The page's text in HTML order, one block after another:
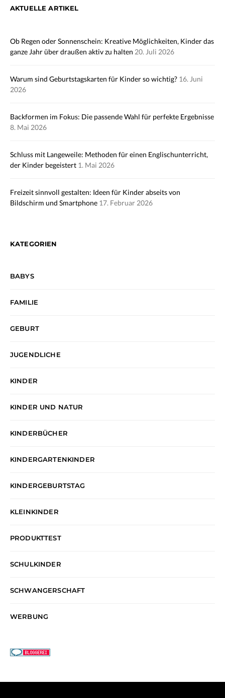
AKTUELLE ARTIKEL
Ob Regen oder Sonnenschein: Kreative Möglichkeiten, Kinder das
ganze Jahr über draußen aktiv zu halten 20. Juli 2026
Warum sind Geburtstagskarten für Kinder so wichtig? 16. Juni
2026
Backformen im Fokus: Die passende Wahl für perfekte Ergebnisse
8. Mai 2026
Schluss mit Langeweile: Methoden für einen Englischunterricht,
der Kinder begeistert 1. Mai 2026
Freizeit sinnvoll gestalten: Ideen für Kinder abseits von
Bildschirm und Smartphone 17. Februar 2026
KATEGORIEN
BABYS
FAMILIE
GEBURT
JUGENDLICHE
KINDER
KINDER UND NATUR
KINDERBÜCHER
KINDERGARTENKINDER
KINDERGEBURTSTAG
KLEINKINDER
PRODUKTTEST
SCHULKINDER
SCHWANGERSCHAFT
WERBUNG